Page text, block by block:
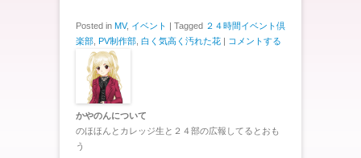
Posted in MV, イベント | Tagged ２４時間イベント倶
楽部 PV制作部 白く気高く汚れた花 | コメントする
かやのんについて
のほほんとカレッジ生と２４部の広報してるとおも
う